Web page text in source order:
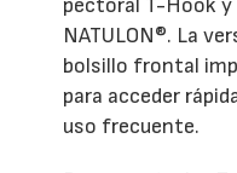
pectoral T-Hook y
NATULON®. La
bolsillo frontal
para acceder
uso frecuente.